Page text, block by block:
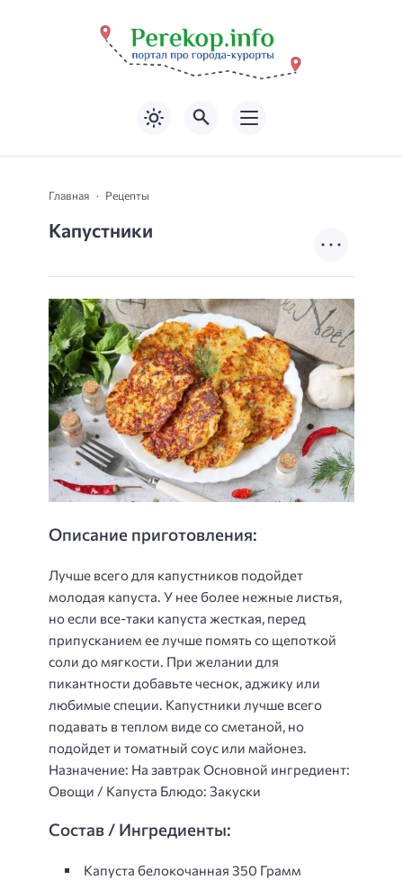
Главная Рецепты
Капустники
Описание приготовления:
Лучше всего для капустников подойдет
молодая капуста. У нее более нежные листья,
но если все-таки капуста жесткая, перед
припусканием ее лучше помять со щепоткой
соли до мягкости. При желании для
пикантности добавьте чеснок, аджику или
любимые специи. Капустники лучше всего
подавать в теплом виде со сметаной, но
подойдет и томатный соус или майонез.
Назначение: На завтрак Основной ингредиент:
Овощи / Капуста Блюдо: Закуски
Состав / Ингредиенты:
Капуста белокочанная 350 Грамм